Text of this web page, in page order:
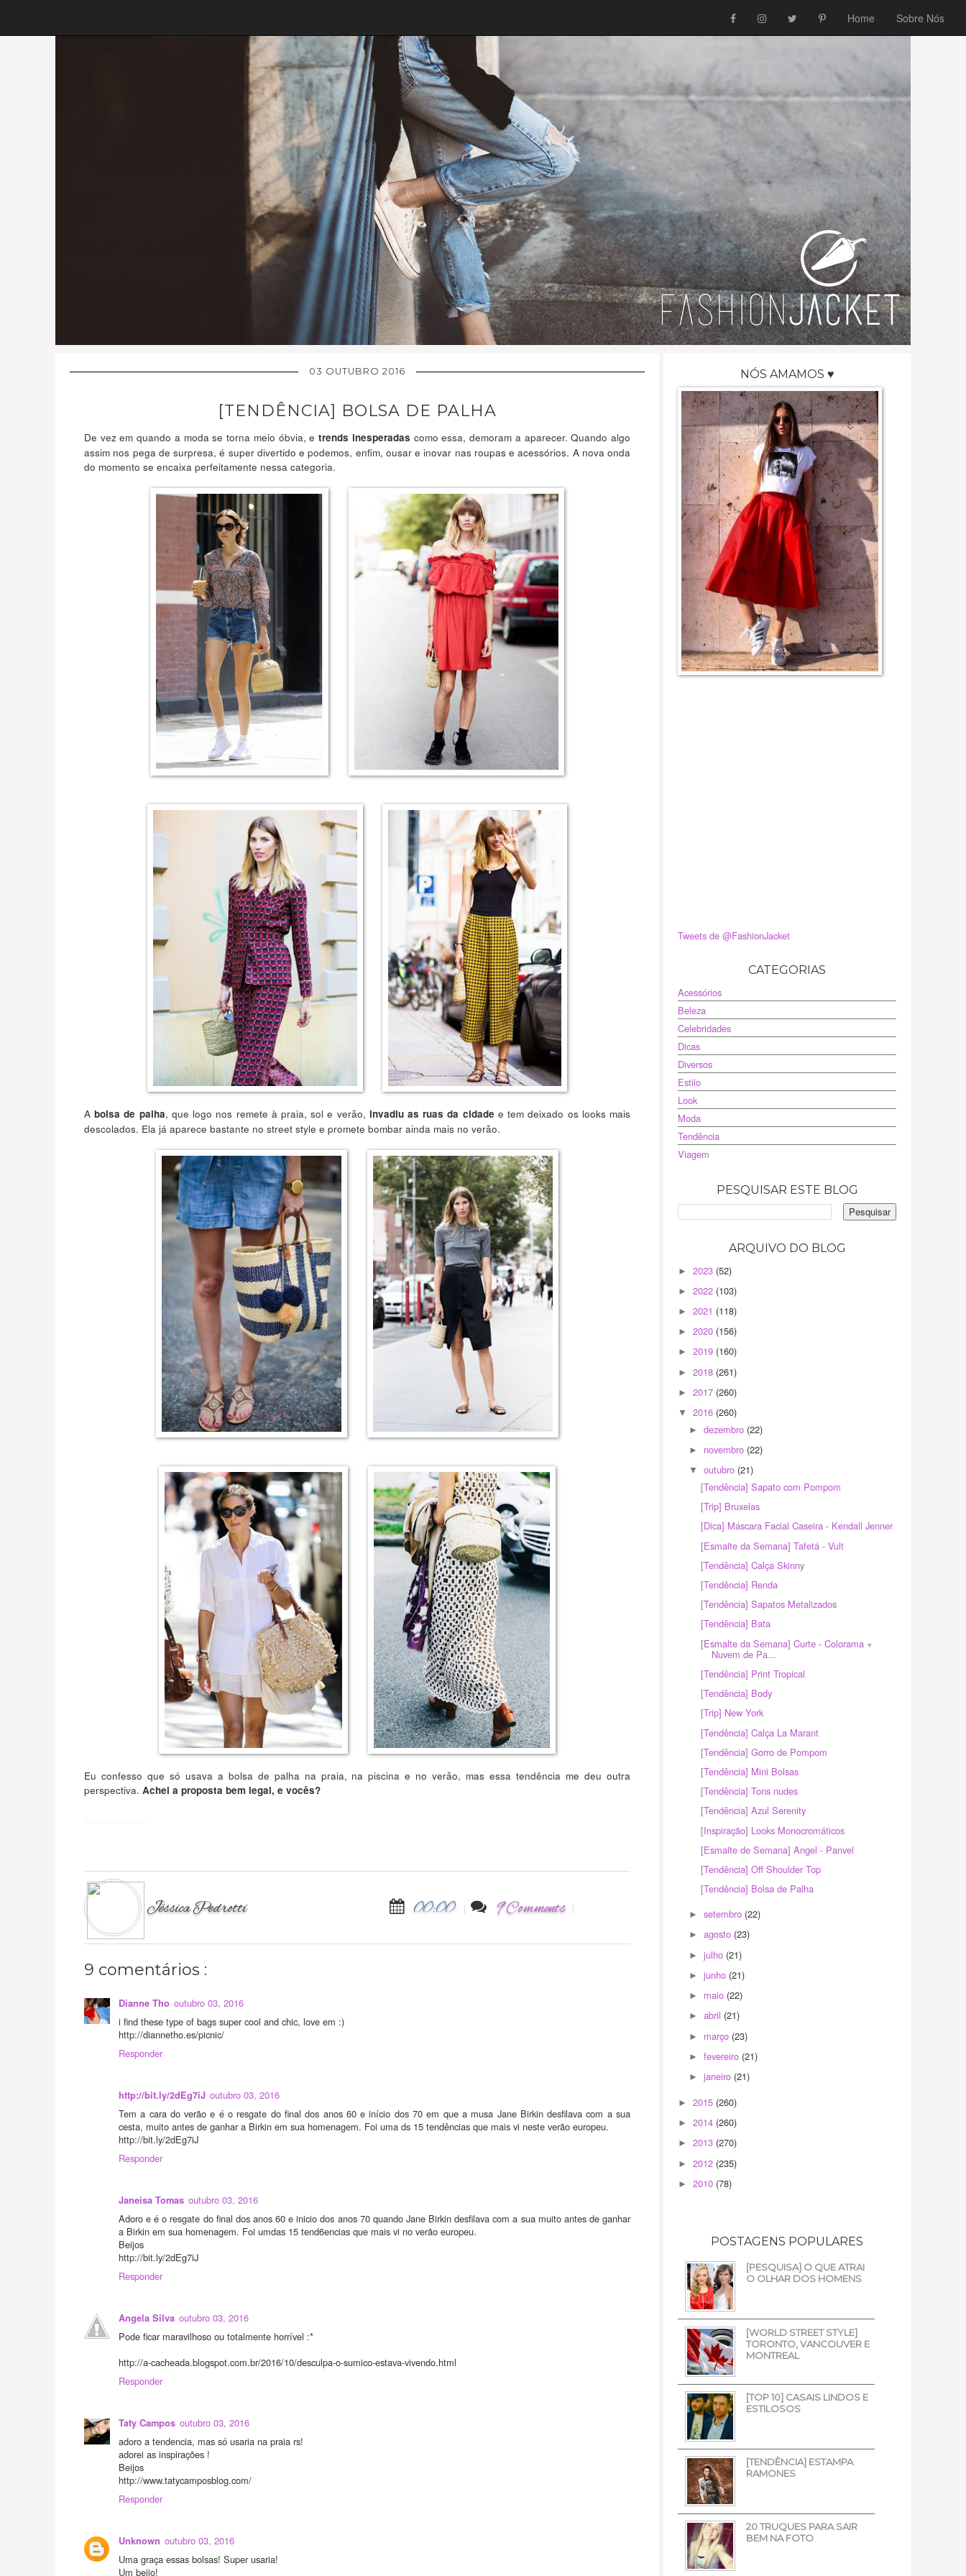
Home Sobre Nós
03 OUTUBRO 2016
[TENDÊNCIA] BOLSA DE PALHA
De vez em quando a moda se torna meio óbvia, etrends inesperadas como essa, demoram a aparecer. Quando algo
assim nos pega de surpresa, é super divertido e podemos, enfim, ousar e inovar nas roupas e acessórios. A nova onda
do momento se encaixa perfeitamente nessa categoria.
Abolsa de palha, que logo nos remete à praia, sol e verão, invadiu as ruas da cidade e tem deixado os looks mais
descolados. Ela já aparece bastante no street style e promete bombar ainda mais no verão.
Eu confesso que só usava a bolsa de palha na praia, na piscina e no verão, mas essa tendência me deu outra
perspectiva. Achei a proposta bem legal, e vocês?
Jéssica Pedrotti 00:00 9 Comments
9 comentários :
Dianne Tho outubro 03, 2016
i find these type of bags super cool and chic, love em :)
http://diannetho.es/picnic/
Responder
http://bit.ly/2dEg7iJ outubro 03, 2016
Tem a cara do verão e é o resgate do final dos anos 60 e início dos 70 em que a musa Jane Birkin desfilava com a sua
cesta, muito antes de ganhar a Birkin em sua homenagem. Foi uma ds 15 tendências que mais vi neste verão europeu.
http://bit.ly/2dEg7iJ
Responder
Janeisa Tomas outubro 03, 2016
Adoro e é o resgate do final dos anos 60 e inicio dos anos 70 quando Jane Birkin desfilava com a sua muito antes de ganhar
a Birkin em sua homenagem. Foi umdas 15 tend6encias que mais vi no verão europeu.
Beijos
http://bit.ly/2dEg7iJ
Responder
Angela Silva outubro 03, 2016
Pode ficar maravilhoso ou totalmente horrível :*
http://a-cacheada.blogspot.com.br/2016/10/desculpa-o-sumico-estava-vivendo.html
Responder
Taty Campos outubro 03, 2016
adoro a tendencia, mas só usaria na praia rs!
adorei as inspirações !
Beijos
http://www.tatycamposblog.com/
Responder
Unknown outubro 03, 2016
Uma graça essas bolsas! Super usaria!
Um beijo!
NÓS AMAMOS ♥
Tweets de @FashionJacket
CATEGORIAS
Acessórios
Beleza
Celebridades
Dicas
Diversos
Estilo
Look
Moda
Tendência
Viagem
PESQUISAR ESTE BLOG
ARQUIVO DO BLOG
► 2023 (52)
► 2022 (103)
► 2021 (118)
► 2020 (156)
► 2019 (160)
► 2018 (261)
► 2017 (260)
▼ 2016 (260)
►dezembro (22)
► novembro (22)
▼outubro (21)
[Tendência] Sapato com Pompom
[Trip] Bruxelas
[Dica] Máscara Facial Caseira - Kendall Jenner
[Esmalte da Semana] Tafetá - Vult
[Tendência] Calça Skinny
[Tendência] Renda
[Tendência] Sapatos Metalizados
[Tendência] Bata
[Esmalte da Semana] Curte - Colorama +
Nuvem de Pa...
[Tendência] Print Tropical
[Tendência] Body
[Trip] New York
[Tendência] Calça La Marant
[Tendência] Gorro de Pompom
[Tendência] Mini Bolsas
[Tendência] Tons nudes
[Tendência] Azul Serenity
[Inspiração] Looks Monocromáticos
[Esmalte de Semana] Angel - Panvel
[Tendência] Off Shoulder Top
[Tendência] Bolsa de Palha
►setembro (22)
►agosto (23)
►julho (21)
►junho (21)
► maio (22)
►abril (21)
► março (23)
►fevereiro (21)
►janeiro (21)
► 2015 (260)
► 2014 (260)
► 2013 (270)
► 2012 (235)
► 2010 (78)
POSTAGENS POPULARES
[PESQUISA] O QUE ATRAI
O OLHAR DOS HOMENS
[WORLD STREET STYLE]
TORONTO, VANCOUVER E
MONTREAL
[TOP 10] CASAIS LINDOS E
ESTILOSOS
[TENDÊNCIA] ESTAMPA
RAMONES
20 TRUQUES PARA SAIR
BEM NA FOTO